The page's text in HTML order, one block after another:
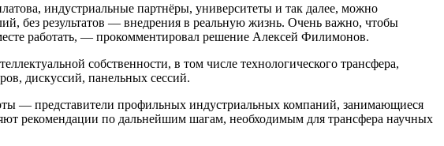
индустриальные партнёры, университеты и так далее, можно
без результатов — внедрения в реальную жизнь. Очень важно, чтобы
работать, — прокомментировал решение Алексей Филимонов.
собственности, в том числе технологического трансфера,
дискуссий, панельных сессий.
— представители профильных индустриальных компаний, занимающиеся
рекомендации по дальнейшим шагам, необходимым для трансфера научных